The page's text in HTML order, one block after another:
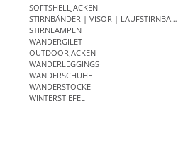
SOFTSHELLJACKEN
STIRNBÄNDER | VISOR | LAUFSTIRNBAND
STIRNLAMPEN
WANDERGILET
OUTDOORJACKEN
WANDERLEGGINGS
WANDERSCHUHE
WANDERSTÖCKE
WINTERSTIEFEL